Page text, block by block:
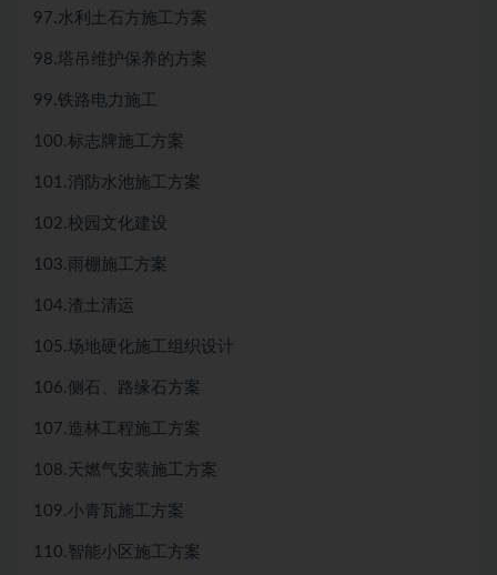
97.水利土石方施工方案
98.塔吊维护保养的方案
99.铁路电力施工
100.标志牌施工方案
101.消防水池施工方案
102.校园文化建设
103.雨棚施工方案
104.渣土清运
105.场地硬化施工组织设计
106.侧石、路缘石方案
107.造林工程施工方案
108.天燃气安装施工方案
109.小青瓦施工方案
110.智能小区施工方案